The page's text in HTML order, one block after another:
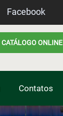
Facebook
CATÁLOGO ONLINE
Contatos